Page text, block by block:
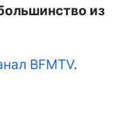
из
BFMTV.